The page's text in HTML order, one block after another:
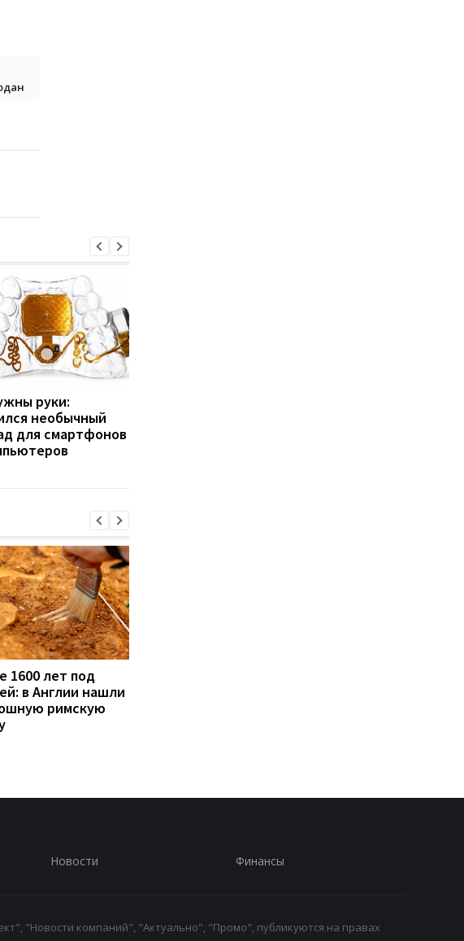
руки:
необычный
для смартфонов
1600 лет под
в Англии нашли
римскую
Новости Финансы
"Новости компаний", "Актуально", "Промо", публикуются на правах